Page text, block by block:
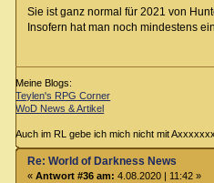
Sie ist ganz normal für 2021 von
Insofern hat man noch mindestens
Meine Blogs:
Teylen's RPG Corner
WoD News & Artikel
Auch im RL gebe ich mich nicht mit
Re: World of Darkness News
« Antwort #36 am: 4.08.2020 | 11:42 »